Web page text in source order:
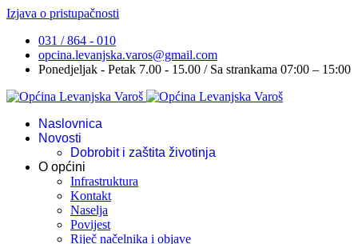
Izjava o pristupačnosti
031 / 864 - 010
opcina.levanjska.varos@gmail.com
Ponedjeljak - Petak 7.00 - 15.00 / Sa strankama 07:00 – 15:00
Naslovnica
Novosti
Dobrobit i zaštita životinja
O općini
Infrastruktura
Kontakt
Naselja
Povijest
Riječ načelnika i objave